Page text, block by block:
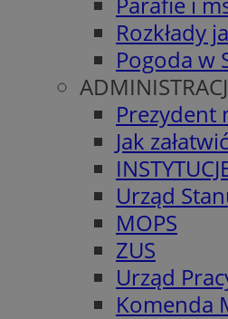
Rozkłady
Pogoda w
Prezydent
Jak
Urząd
MOPS
ZUS
Urząd
Komenda